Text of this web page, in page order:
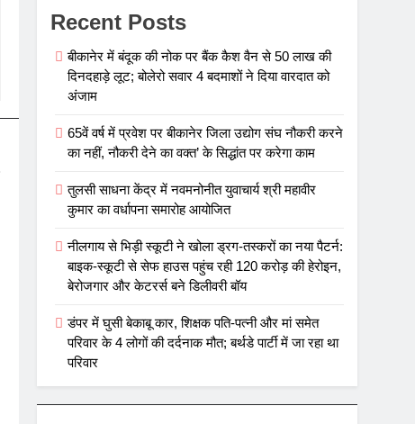
Recent Posts
बीकानेर में बंदूक की नोक पर बैंक कैश वैन से 50 लाख की
दिनदहाड़े लूट; बोलेरो सवार 4 बदमाशों ने दिया वारदात को
अंजाम
65वें वर्ष में प्रवेश पर बीकानेर जिला उद्योग संघ नौकरी करने
का नहीं, नौकरी देने का वक्त’ के सिद्धांत पर करेगा काम
तुलसी साधना केंद्र में नवमनोनीत युवाचार्य श्री महावीर
कुमार का वर्धापना समारोह आयोजित
नीलगाय से भिड़ी स्कूटी ने खोला ड्रग-तस्करों का नया पैटर्न:
बाइक-स्कूटी से सेफ हाउस पहुंच रही 120 करोड़ की हेरोइन,
बेरोजगार और केटरर्स बने डिलीवरी बॉय
डंपर में घुसी बेकाबू कार, शिक्षक पति-पत्नी और मां समेत
परिवार के 4 लोगों की दर्दनाक मौत; बर्थडे पार्टी में जा रहा था
परिवार